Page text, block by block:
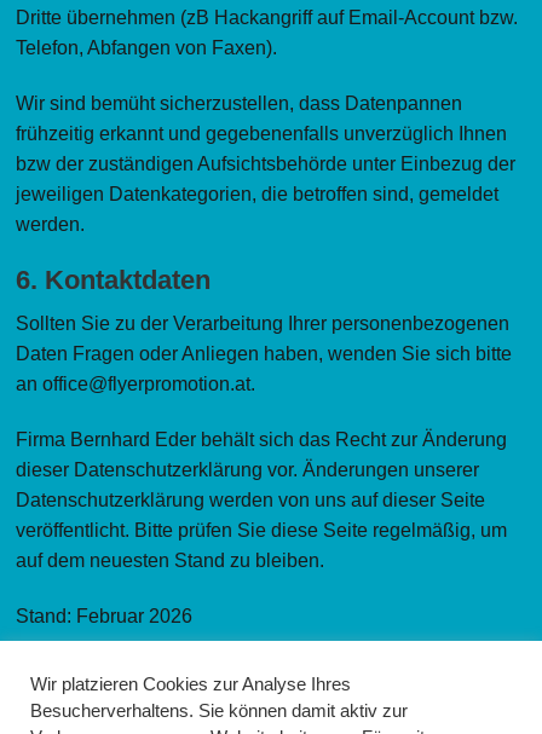
Dritte übernehmen (zB Hackangriff auf Email-Account bzw.
Telefon, Abfangen von Faxen).
Wir sind bemüht sicherzustellen, dass Datenpannen
frühzeitig erkannt und gegebenenfalls unverzüglich Ihnen
bzw der zuständigen Aufsichtsbehörde unter Einbezug der
jeweiligen Datenkategorien, die betroffen sind, gemeldet
werden.
6. Kontaktdaten
Sollten Sie zu der Verarbeitung Ihrer personenbezogenen
Daten Fragen oder Anliegen haben, wenden Sie sich bitte
an office@flyerpromotion.at.
Firma Bernhard Eder behält sich das Recht zur Änderung
dieser Datenschutzerklärung vor. Änderungen unserer
Datenschutzerklärung werden von uns auf dieser Seite
veröffentlicht. Bitte prüfen Sie diese Seite regelmäßig, um
auf dem neuesten Stand zu bleiben.
Stand: Februar 2026
Wir platzieren Cookies zur Analyse Ihres
Besucherverhaltens. Sie können damit aktiv zur